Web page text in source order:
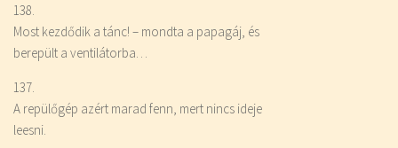
138.
Most kezdődik a tánc! – mondta a papagáj, és
berepült a ventilátorba…
137.
A repülőgép azért marad fenn, mert nincs ideje
leesni.